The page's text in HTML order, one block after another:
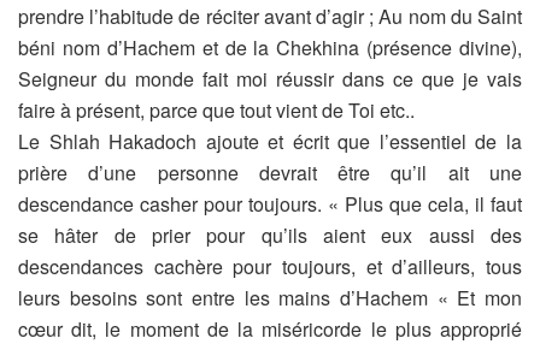
prendre l’habitude de réciter avant d’agir ;Au nom du Saint
béni nom d’Hachem et de la Chekhina (présence divine),
Seigneur du monde fait moi réussir dans ce que je vais
faire à présent, parceque tout vient de Toi etc..
Le Shlah Hakadoch ajoute et écrit que l’essentiel de la
prière d’une personne devrait être qu’il ait une
descendance casher pour toujours. « Plus que cela, il faut
se hâter de prier pour qu’ils aient eux aussi des
descendances cachèrepour toujours, et d’ailleurs, tous
leurs besoins sont entre les mains d’Hachem « Et mon
cœur dit, le moment de la miséricorde le plus approprié